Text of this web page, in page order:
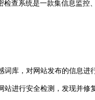
检查系统是一款集信息监
词库，对网站发布的信息进
行安全检测，发现并修